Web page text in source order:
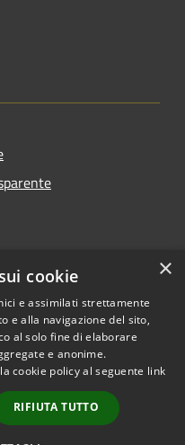
Copyright © 2026 • Comune di
Castellalto • Powered by
Municipium•
Accesso
redazione
×
cookie
e assimilati strettamente
e alla navigazione del sito,
al solo fine di elaborare
e anonime.
cookie policy al seguente link
RIFIUTA TUTTO